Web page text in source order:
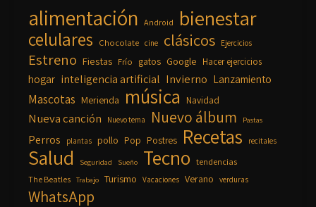
alimentación Android bienestar
celulares Chocolate cine clásicos Ejercicios
Estreno Fiestas Frío gatos Google Hacer ejercicios
hogar inteligencia artificial Invierno Lanzamiento
Mascotas Merienda música Navidad
Nueva canción Nuevo tema Nuevo álbum Pastas
Perros plantas pollo Pop Postres Recetas recitales
Salud Seguridad Sueño Tecno tendencias
The Beatles Trabajo Turismo Vacaciones Verano verduras
WhatsApp